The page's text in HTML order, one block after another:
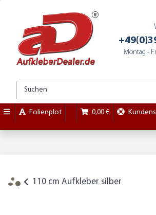
Montag -
Folienplot 0,00 €
110 cm Aufkleber silber